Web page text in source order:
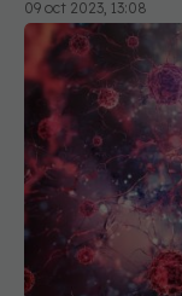
Creierul afectat
cheia
11 oct 2025, 15:54